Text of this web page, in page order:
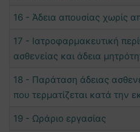
16 - Άδεια απουσίας χωρίς
17 - Ιατροφαρμακευτική
ασθενείας και άδεια
18 - Παράταση άδειας
που τερματίζεται κατά την
19 - Ωράριο εργασίας